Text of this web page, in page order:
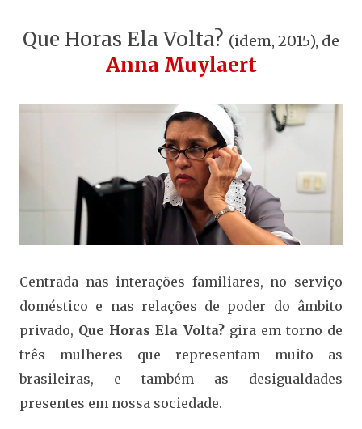
Que Horas Ela Volta? (idem, 2015), de
Anna Muylaert
Centrada nas interações familiares, no serviço
doméstico e nas relações de poder do âmbito
privado, Que Horas Ela Volta?gira em torno de
três mulheres que representam muito as
brasileiras, e também as desigualdades
presentes em nossa sociedade.